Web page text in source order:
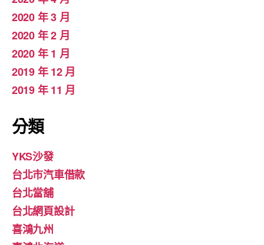
2020 年 3 月
2020 年 2 月
2020 年 1 月
2019 年 12 月
2019 年 11 月
分類
YKS沙發
台北市汽車借款
台北當舖
台北網頁設計
喜鴻九州